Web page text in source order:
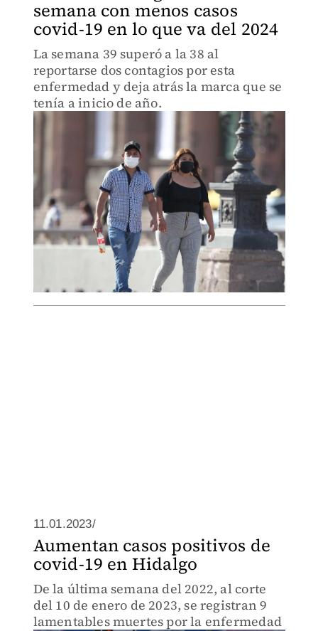
semana con menos casos
covid-19 en lo que va del 2024
La semana 39 superó a la 38 al
reportarse dos contagios por esta
enfermedad y deja atrás la marca que se
tenía a inicio de año.
11.01.2023/
Aumentan casos positivos de
covid-19 en Hidalgo
De la última semana del 2022, al corte
del 10 de enero de 2023, se registran 9
lamentables muertes por la enfermedad